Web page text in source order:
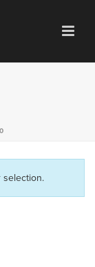
selection.